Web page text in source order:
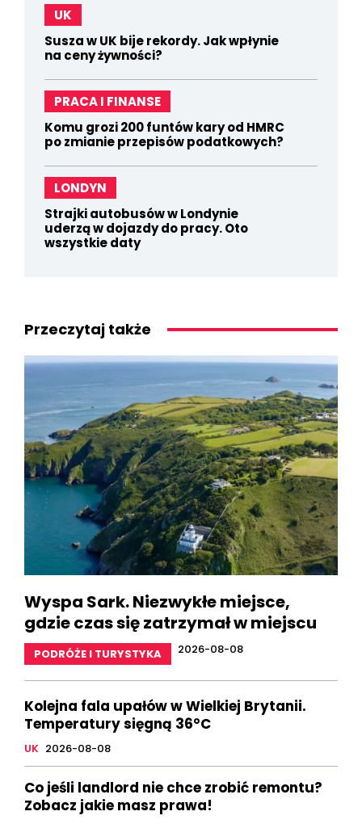
UK
Susza w UK bije rekordy. Jak wpłynie
na ceny żywności?
PRACA I FINANSE
Komu grozi 200 funtów kary od HMRC
po zmianie przepisów podatkowych?
LONDYN
Strajki autobusów w Londynie
uderzą w dojazdy do pracy. Oto
wszystkie daty
Przeczytaj także
Wyspa Sark. Niezwykłe miejsce,
gdzie czas się zatrzymał w miejscu
PODRÓŻE I TURYSTYKA 2026-08-08
Kolejna fala upałów w Wielkiej Brytanii.
Temperatury sięgną 36°C
UK 2026-08-08
Co jeśli landlord nie chce zrobić remontu?
Zobacz jakie masz prawa!